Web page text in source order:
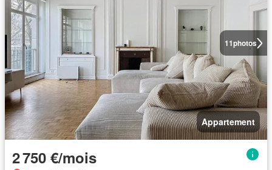
11photos
Appartement
2 750 €/mois